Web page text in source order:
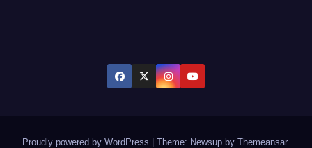
Proudly powered by WordPress | Theme: Newsup by Themeansar.